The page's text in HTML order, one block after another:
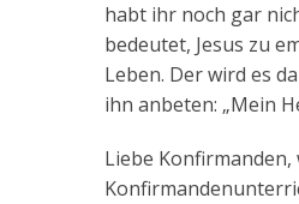
habt ihr noch gar
bedeutet, Jesus zu
Leben. Der wird es
ihn anbeten: „Mein
Liebe